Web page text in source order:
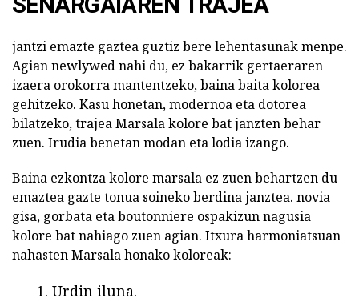
jantzi emazte gaztea guztiz bere lehentasunak menpe.
Agian newlywed nahi du, ez bakarrik gertaeraren
izaera orokorra mantentzeko, baina baita kolorea
gehitzeko. Kasu honetan, modernoa eta dotorea
bilatzeko, trajea Marsala kolore bat janzten behar
zuen. Irudia benetan modan eta lodia izango.
Baina ezkontza kolore marsala ez zuen behartzen du
emaztea gazte tonua soineko berdina janztea. novia
gisa, gorbata eta boutonniere ospakizun nagusia
kolore bat nahiago zuen agian. Itxura harmoniatsuan
nahasten Marsala honako koloreak:
Urdin iluna.